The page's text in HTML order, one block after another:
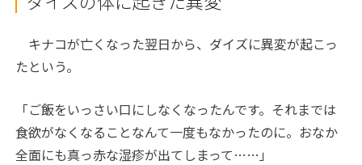
キナコが亡くなった翌日から、ダイズに異変が起こっ
たという。
「ご飯をいっさい口にしなくなったんです。それまでは
食欲がなくなることなんて一度もなかったのに。おなか
全面にも真っ赤な湿疹が出てしまって……」